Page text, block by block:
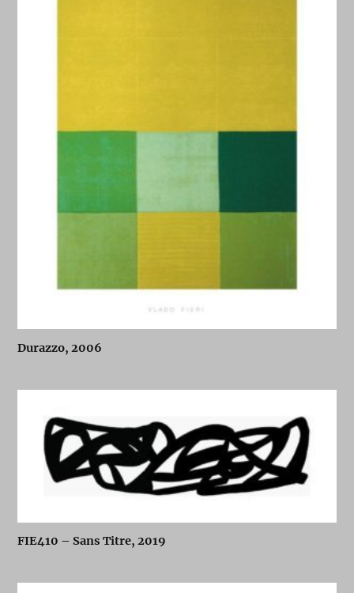
Durazzo, 2006
FIE410 – Sans Titre, 2019